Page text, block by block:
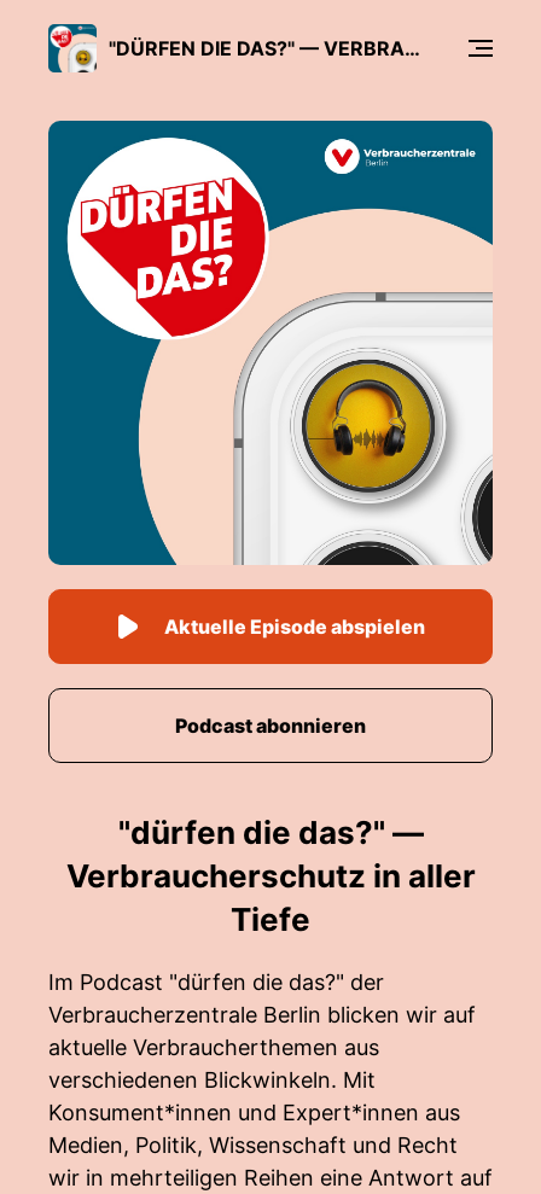
"DÜRFEN DIE DAS?" — VERBRAUCHERSCHUTZ IN ALLER TIEFE
"dürfen die das?" —
Verbraucherschutz in aller
Tiefe
Im Podcast "dürfen die das?" der
Verbraucherzentrale Berlin blicken wir auf
aktuelle Verbraucherthemen aus
verschiedenen Blickwinkeln. Mit
Konsument*innen und Expert*innen aus
Medien, Politik, Wissenschaft und Recht
wir in mehrteiligen Reihen eine Antwort auf
Aktuelle Episode abspielen
Podcast abonnieren